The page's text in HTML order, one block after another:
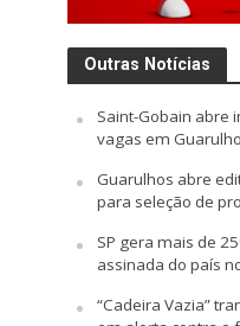
Outras Notícias
Saint-Gobain abre
vagas em
Guarulhos abre
para seleção de
SP gera mais de
assinada do país
“Cadeira Vazia”